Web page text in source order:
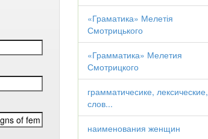
«Граматика» Мелетія
Смотрицького
«Грамматика» Мелетия
Смотрицкого
грамматичесике, лексические,
слов...
наименования женщин